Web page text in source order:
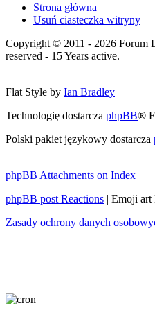
Strona główna
Usuń ciasteczka witryny
Copyright © 2011 - 2026 Forum
reserved - 15 Years active.
Flat Style by Ian Bradley
Technologię dostarcza phpBB®
Polski pakiet językowy dostarcza
phpBB Attachments on Index
phpBB post Reactions | Emoji art
Zasady ochrony danych